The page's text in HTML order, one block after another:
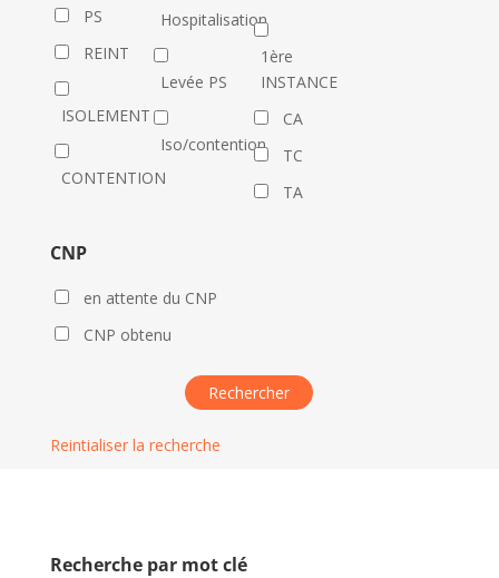
PS
REINT
ISOLEMENT
CONTENTION
Hospitalisation
Levée PS
Iso/contention
1ère
INSTANCE
CA
TC
TA
CNP
en attente du CNP
CNP obtenu
Reintialiser la recherche
Recherche par mot clé